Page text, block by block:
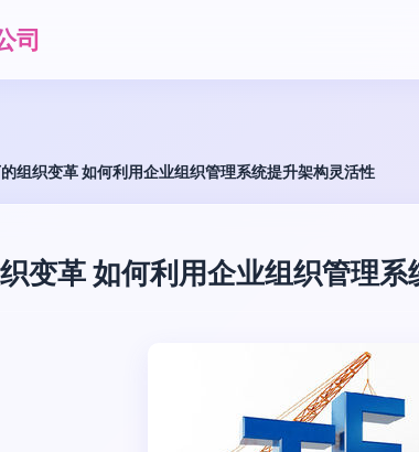
司
组织变革 如何利用企业组织管理系统提升架构灵活性
变革 如何利用企业组织管理